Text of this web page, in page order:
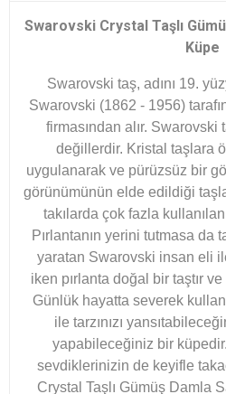
Swarovski Crystal Taşlı
Küpe
Swarovski taş, adını 19.
Swarovski (1862 - 1956)
firmasından alır. Swarovski
değillerdir. Kristal taşlara
uygulanarak ve pürüzsüz bir
görünümünün elde edildiği
takılarda çok fazla
Pırlantanın yerini tutmasa da
yaratan Swarovski insan eli
iken pırlanta doğal bir taştır ve
Günlük hayatta severek
ile tarzınızı
yapabileceğiniz bir
sevdiklerinizin de keyifle
Crystal Taşlı Gümüş Damla